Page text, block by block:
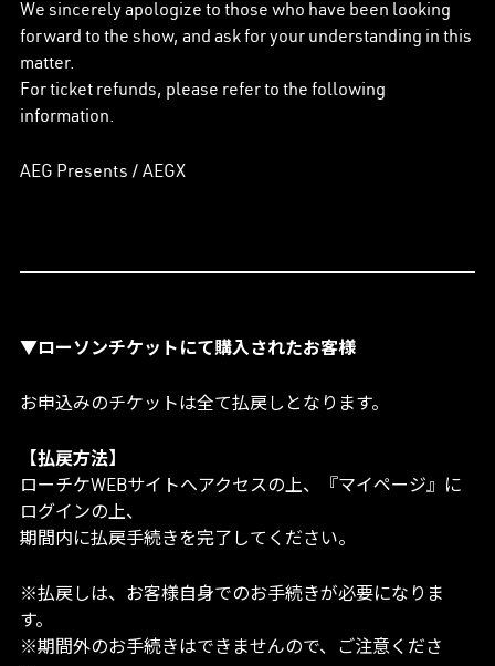
We sincerely apologize to those who have been looking
forward to the show, and ask for your understanding in this
matter.
For ticket refunds, please refer to the following
information.
AEG Presents / AEGX
▼ローソンチケットにて購入されたお客様
お申込みのチケットは全て払戻しとなります。
【払戻方法】
ローチケWEBサイトへアクセスの上、『マイページ』に
ログインの上、
期間内に払戻手続きを完了してください。
※払戻しは、お客様自身でのお手続きが必要になりま
す。
※期間外のお手続きはできませんので、ご注意くださ